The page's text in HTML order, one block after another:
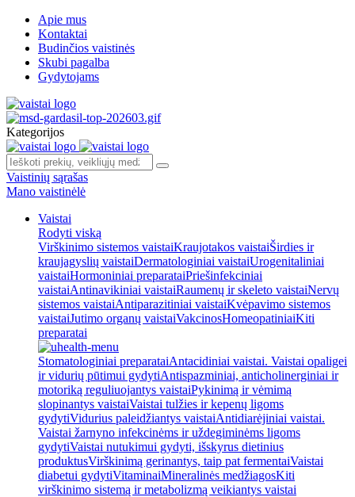
Apie mus
Kontaktai
Budinčios vaistinės
Skubi pagalba
Gydytojams
Kategorijos
Vaistinių sąrašas
Mano vaistinėlė
Vaistai
Rodyti viską
Virškinimo sistemos vaistaiKraujotakos vaistaiŠirdies ir
kraujagyslių vaistaiDermatologiniai vaistaiUrogenitaliniai
vaistaiHormoniniai preparataiPriešinfekciniai
vaistaiAntinavikiniai vaistaiRaumenų ir skeleto vaistaiNervų
sistemos vaistaiAntiparazitiniai vaistaiKvėpavimo sistemos
vaistaiJutimo organų vaistaiVakcinosHomeopatiniaiKiti
preparatai
Stomatologiniai preparataiAntacidiniai vaistai. Vaistai opaligei
ir vidurių pūtimui gydytiAntispazminiai, anticholinerginiai ir
motoriką reguliuojantys vaistaiPykinimą ir vėmimą
slopinantys vaistaiVaistai tulžies ir kepenų ligoms
gydytiVidurius paleidžiantys vaistaiAntidiarėjiniai vaistai.
Vaistai žarnyno infekcinėms ir uždegiminėms ligoms
gydytiVaistai nutukimui gydyti, išskyrus dietinius
produktusVirškinimą gerinantys, taip pat fermentaiVaistai
diabetui gydytiVitaminaiMineralinės medžiagosKiti
virškinimo sistemą ir metabolizmą veikiantys vaistai